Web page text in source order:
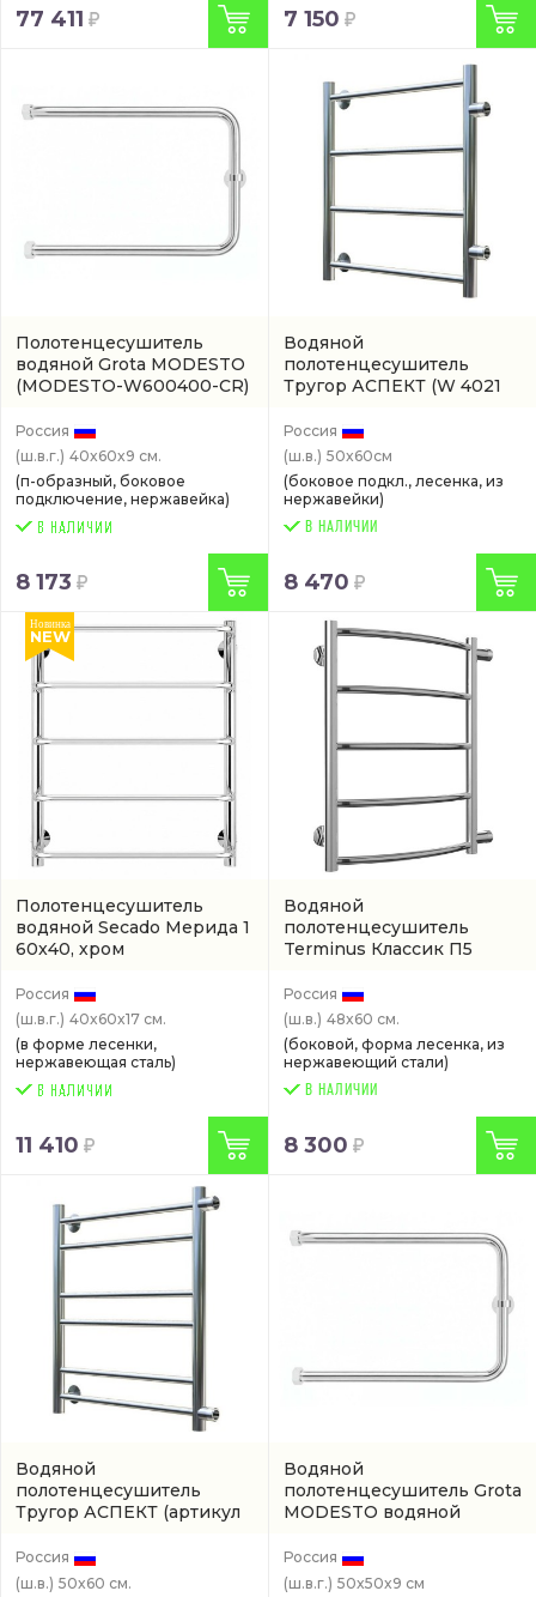
77 411 7 150
Полотенцесушитель
водяной Grota MODESTO
(MODESTO-W600400-CR)
Россия
(ш.в.г.) 40x60x9 см.
(п-образный, боковое
подключение, нержавейка)
8 173
Водяной
полотенцесушитель
Тругор АСПЕКТ (W 4021
Россия
(ш.в.) 50x60см
(боковое подкл., лесенка, из
нержавейки)
В НАЛИЧИИ
8 470
Полотенцесушитель
водяной Secado Мерида 1
60x40, хром
Новинка
NEW
Россия
(ш.в.г.) 40x60x17 см.
(в форме лесенки,
нержавеющая сталь)
11 410
Водяной
полотенцесушитель
Terminus Классик П5
4670030726209)
Россия
(ш.в.) 48x60 см.
(боковой, форма лесенка, из
нержавеющий стали)
В НАЛИЧИИ
8 300
Водяной
полотенцесушитель
Тругор АСПЕКТ (артикул
Россия
(ш.в.) 50x60 см.
Водяной
полотенцесушитель Grota
MODESTO водяной
Россия
(ш.в.г.) 50x50x9 см